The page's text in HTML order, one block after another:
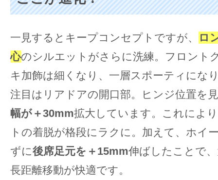
一見するとキープコンセプトですが、
ロ
心のシルエットがさらに洗練。フロント
キ加飾は細くなり、一層スポーティにな
注目はリアドアの開口部。ヒンジ位置を
幅が＋30mm拡大しています。これによ
トの着脱が格段にラクに。加えて、ホイ
ずに後席足元を＋15mm伸ばしたことで
長距離移動が快適です。